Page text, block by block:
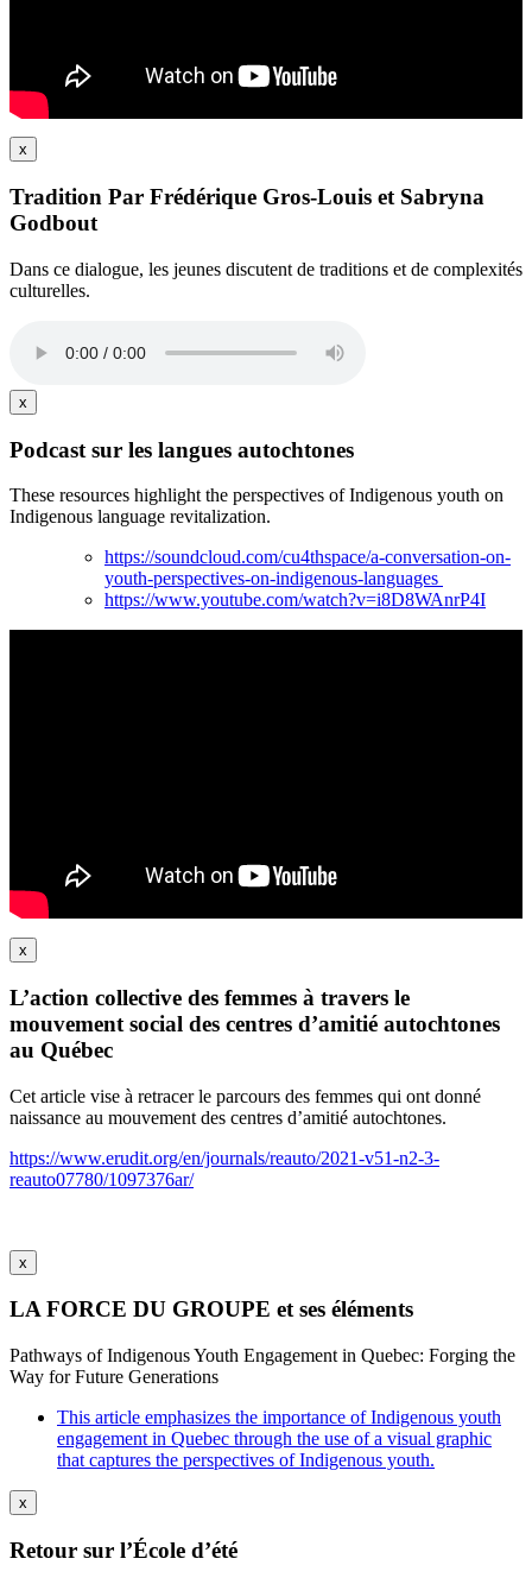
x
Tradition Par Frédérique Gros-Louis et Sabryna
Godbout
Dans ce dialogue, les jeunes discutent de traditions et de complexités
culturelles.
x
Podcast sur les langues autochtones
These resources highlight the perspectives of Indigenous youth on
Indigenous language revitalization.
https://soundcloud.com/cu4thspace/a-conversation-on-
youth-perspectives-on-indigenous-languages
https://www.youtube.com/watch?v=i8D8WAnrP4I
x
L’action collective des femmes à travers le
mouvement social des centres d’amitié autochtones
au Québec
Cet article vise à retracer le parcours des femmes qui ont donné
naissance au mouvement des centres d’amitié autochtones.
https://www.erudit.org/en/journals/reauto/2021-v51-n2-3-
reauto07780/1097376ar/
x
LA FORCE DU GROUPE et ses éléments
Pathways of Indigenous Youth Engagement in Quebec: Forging the
Way for Future Generations
This article emphasizes the importance of Indigenous youth
engagement in Quebec through the use of a visual graphic
that captures the perspectives of Indigenous youth.
x
Retour sur l’École d’été